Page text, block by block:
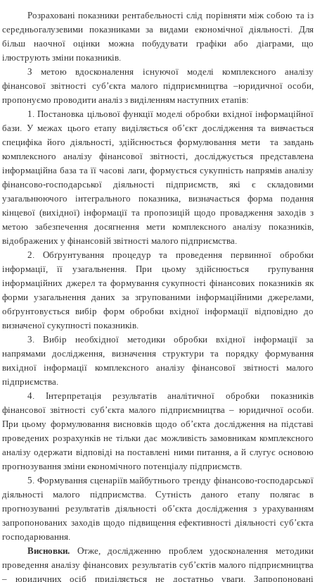
Розраховані показники рентабельності слід порівняти між собою та із
середньогалузевими показниками за видами економічної діяльності. Для
більш наочної оцінки можна побудувати графіки або діаграми, що
ілюструють зміни показників.
З метою вдосконалення існуючої моделі комплексного аналізу
фінансової звітності суб’єкта малого підприємництва –юридичної особи,
пропонуємо проводити аналіз з виділенням наступних етапів:
1. Постановка цільової функції моделі обробки вхідної інформаційної
бази. У межах цього етапу виділяється об’єкт дослідження та вивчається
специфіка його діяльності, здійснюється формулювання мети та завдань
комплексного аналізу фінансової звітності, досліджується представлена
інформаційна база та її часові лаги, формується сукупність напрямів аналізу
фінансово-господарської діяльності підприємств, які є складовими
узагальнюючого інтегрального показника, визначається форма подання
кінцевої (вихідної) інформації та пропозицій щодо провадження заходів з
метою забезпечення досягнення мети комплексного аналізу показників,
відображених у фінансовій звітності малого підприємства.
2. Обґрунтування процедур та проведення первинної обробки
інформації, її узагальнення. При цьому здійснюється групування
інформаційних джерел та формування сукупності фінансових показників як
форми узагальнення даних за згрупованими інформаційними джерелами,
обґрунтовується вибір форм обробки вхідної інформації відповідно до
визначеної сукупності показників.
3. Вибір необхідної методики обробки вхідної інформації за
напрямами дослідження, визначення структури та порядку формування
вихідної інформації комплексного аналізу фінансової звітності малого
підприємства.
4. Інтерпретація результатів аналітичної обробки показників
фінансової звітності суб’єкта малого підприємництва – юридичної особи.
При цьому формулювання висновків щодо об’єкта дослідження на підставі
проведених розрахунків не тільки дає можливість замовникам комплексного
аналізу одержати відповіді на поставлені ними питання, а й слугує основою
прогнозування зміни економічного потенціалу підприємств.
5. Формування сценаріїв майбутнього тренду фінансово-господарської
діяльності малого підприємства. Сутність даного етапу полягає в
прогнозуванні результатів діяльності об’єкта дослідження з урахуванням
запропонованих заходів щодо підвищення ефективності діяльності суб’єкта
господарювання.
Висновки. Отже, дослідженню проблем удосконалення методики
проведення аналізу фінансових результатів суб’єктів малого підприємництва
– юридичних осіб приділяється не достатньо уваги. Запропоновані